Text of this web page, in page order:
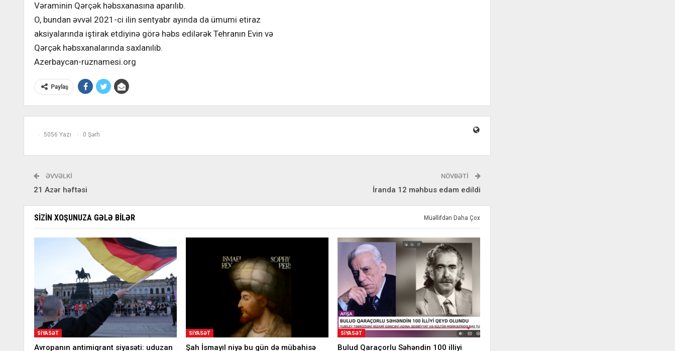
Vəraminin Qərçək həbsxanasına aparılıb.
O, bundan əvvəl 2021-ci ilin sentyabr ayında da ümumi etiraz
aksiyalarında iştirak etdiyinə görə həbs edilərək Tehranın Evin və
Qərçək həbsxanalarında saxlanılıb.
Azerbaycan-ruznamesi.org
Paylaş
5056 Yazı 0 Şərh
ƏVVƏLKI
21 Azər həftəsi
NÖVBƏTI
İranda 12 məhbus edam edildi
SIZIN XOŞUNUZA GƏLƏ BILƏR Müəllifdən Daha Çox
SIYASƏT
Avropanın antimiqrant siyasəti: uduzan
SIYASƏT
Şah İsmayıl niyə bu gün də mübahisə
SIYASƏT
Bulud Qaraçorlu Səhəndin 100 illiyi